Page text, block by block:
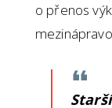
o přenos